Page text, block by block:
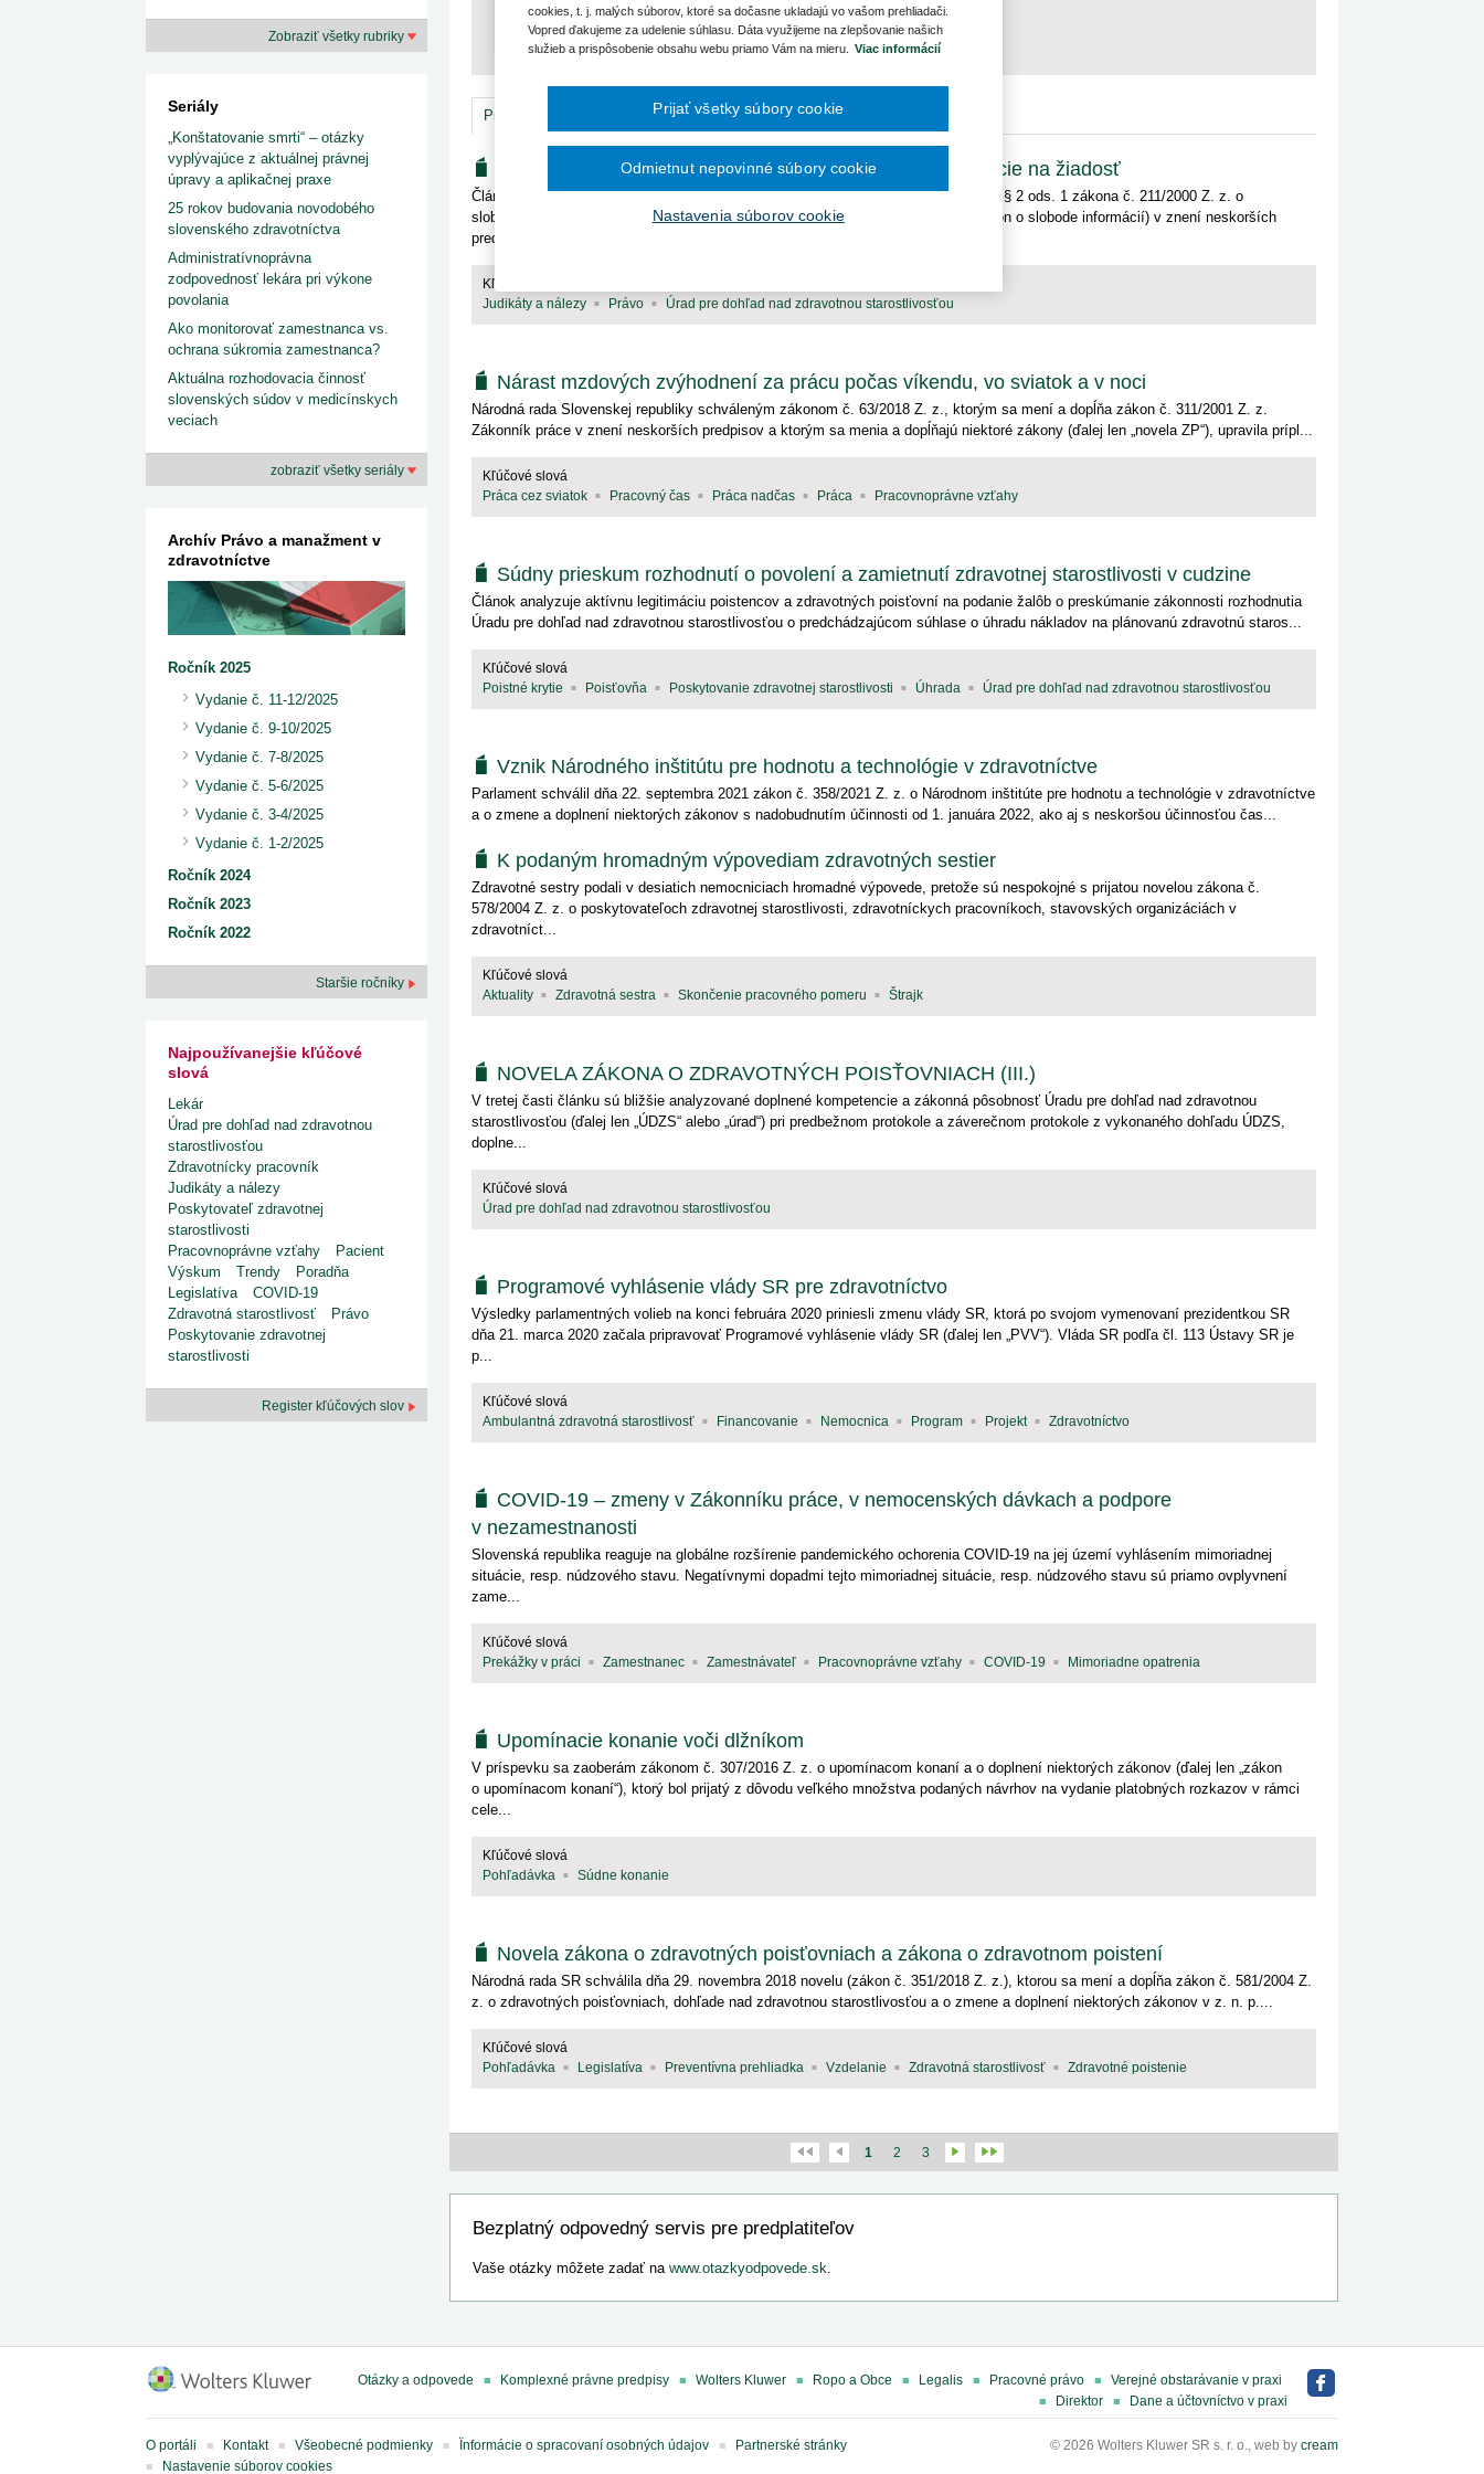
1. 7. 2026
redakcia
Ministerstvo zdravotníctva zverejnilo aktualizovaný
zoznam kategori...
kategorizovaných špeciálnych ...
29. 6. 2026
redakcia
Výzva na podporu dostupnosti zdravotnej
starostlivosti v centrách z...
22. 6. 2026
redakcia
2015
2014
2013
2011
Ročník 2013
Ročník 2012
Ročník 2011
Ročník 2026
Právo a manažment v zdravotníctve (26) Aktuality (0)
Fiktívne rozhodnutie a odmietnutie sprístupnenia informácie na žiadosť
Článok analyzuje postup povinných osôb s pôsobnosťou v zdravotníctve v zmysle § 2 ods. 1 zákona č. 211/2000 Z. z. o
slobodnom prístupe k informáciám a o zmene a doplnení niektorých zákonov (zákon o slobode informácií) v znení neskorších
predpisov ...
Kľúčové slová
Judikáty a nálezy
Právo Úrad pre dohľad nad zdravotnou starostlivosťou
Nárast mzdových zvýhodnení za prácu počas víkendu, vo sviatok a v noci
Národná rada Slovenskej republiky schváleným zákonom č. 63/2018 Z. z., ktorým sa mení a dopĺňa zákon č. 311/2001 Z. z.
Zákonník práce v znení neskorších predpisov a ktorým sa menia a dopĺňajú niektoré zákony (ďalej len „novela ZP“), upravila prípl...
Kľúčové slová
Práca cez sviatok
Pracovný čas Práca nadčas Práca Pracovnoprávne vzťahy
Súdny prieskum rozhodnutí o povolení a zamietnutí zdravotnej starostlivosti v cudzine
Článok analyzuje aktívnu legitimáciu poistencov a zdravotných poisťovní na podanie žalôb o preskúmanie zákonnosti rozhodnutia
Úradu pre dohľad nad zdravotnou starostlivosťou o predchádzajúcom súhlase o úhradu nákladov na plánovanú zdravotnú staros...
Kľúčové slová
Poistné krytie
Poisťovňa Poskytovanie zdravotnej starostlivosti Úhrada Úrad pre dohľad nad zdravotnou starostlivosťou
Vznik Národného inštitútu pre hodnotu a technológie v zdravotníctve
Parlament schválil dňa 22. septembra 2021 zákon č. 358/2021 Z. z. o Národnom inštitúte pre hodnotu a technológie v zdravotníctve
a o zmene a doplnení niektorých zákonov s nadobudnutím účinnosti od 1. januára 2022, ako aj s neskoršou účinnosťou čas...
K podaným hromadným výpovediam zdravotných sestier
Zdravotné sestry podali v desiatich nemocniciach hromadné výpovede, pretože sú nespokojné s prijatou novelou zákona č.
578/2004 Z. z. o poskytovateľoch zdravotnej starostlivosti, zdravotníckych pracovníkoch, stavovských organizáciách v
zdravotníct...
Kľúčové slová
Aktuality
Zdravotná sestra Skončenie pracovného pomeru Štrajk
NOVELA ZÁKONA O ZDRAVOTNÝCH POISŤOVNIACH (III.)
V tretej časti článku sú bližšie analyzované doplnené kompetencie a zákonná pôsobnosť Úradu pre dohľad nad zdravotnou
starostlivosťou (ďalej len „ÚDZS“ alebo „úrad“) pri predbežnom protokole a záverečnom protokole z vykonaného dohľadu ÚDZS,
doplne...
Kľúčové slová
Úrad pre dohľad nad zdravotnou starostlivosťou
Programové vyhlásenie vlády SR pre zdravotníctvo
Výsledky parlamentných volieb na konci februára 2020 priniesli zmenu vlády SR, ktorá po svojom vymenovaní prezidentkou SR
dňa 21. marca 2020 začala pripravovať Programové vyhlásenie vlády SR (ďalej len „PVV“). Vláda SR podľa čl. 113 Ústavy SR je
p...
Kľúčové slová
Ambulantná zdravotná starostlivosť
Financovanie Nemocnica Program Projekt Zdravotníctvo
COVID-19 – zmeny v Zákonníku práce, v nemocenských dávkach a podpore
v nezamestnanosti
Slovenská republika reaguje na globálne rozšírenie pandemického ochorenia COVID-19 na jej území vyhlásením mimoriadnej
situácie, resp. núdzového stavu. Negatívnymi dopadmi tejto mimoriadnej situácie, resp. núdzového stavu sú priamo ovplyvnení
zame...
Kľúčové slová
Prekážky v práci
Zamestnanec Zamestnávateľ Pracovnoprávne vzťahy COVID-19 Mimoriadne opatrenia
Upomínacie konanie voči dlžníkom
V príspevku sa zaoberám zákonom č. 307/2016 Z. z. o upomínacom konaní a o doplnení niektorých zákonov (ďalej len „zákon
o upomínacom konaní“), ktorý bol prijatý z dôvodu veľkého množstva podaných návrhov na vydanie platobných rozkazov v rámci
cele...
Kľúčové slová
Pohľadávka
Súdne konanie
Novela zákona o zdravotných poisťovniach a zákona o zdravotnom poistení
Národná rada SR schválila dňa 29. novembra 2018 novelu (zákon č. 351/2018 Z. z.), ktorou sa mení a dopĺňa zákon č. 581/2004 Z.
z. o zdravotných poisťovniach, dohľade nad zdravotnou starostlivosťou a o zmene a doplnení niektorých zákonov v z. n. p....
Kľúčové slová
Pohľadávka
Legislatíva Preventívna prehliadka Vzdelanie Zdravotná starostlivosť Zdravotné poistenie
1 2 3
Bezplatný odpovedný servis pre predplatiteľov
Vaše otázky môžete zadať na www.otazkyodpovede.sk.
Zobraziť všetky rubriky
Seriály
„Konštatovanie smrti“ – otázky
vyplývajúce z aktuálnej právnej
úpravy a aplikačnej praxe
25 rokov budovania novodobého
slovenského zdravotníctva
Administratívnoprávna
zodpovednosť lekára pri výkone
povolania
Ako monitorovať zamestnanca vs.
ochrana súkromia zamestnanca?
Aktuálna rozhodovacia činnosť
slovenských súdov v medicínskych
veciach
zobraziť všetky seriály
Archív Právo a manažment v
zdravotníctve
Ročník 2025
Vydanie č. 11-12/2025
Vydanie č. 9-10/2025
Vydanie č. 7-8/2025
Vydanie č. 5-6/2025
Vydanie č. 3-4/2025
Vydanie č. 1-2/2025
Ročník 2024
Ročník 2023
Ročník 2022
Staršie ročníky
Najpoužívanejšie kľúčové
slová
Lekár
Úrad pre dohľad nad zdravotnou
starostlivosťou
Zdravotnícky pracovník
Judikáty a nálezy
Poskytovateľ zdravotnej
starostlivosti
Pracovnoprávne vzťahy
Pacient
Výskum
Trendy
Poradňa
Legislatíva
COVID-19
Zdravotná starostlivosť
Právo
Poskytovanie zdravotnej
starostlivosti
Register kľúčových slov
Otázky a odpovede Komplexné právne predpisy Wolters Kluwer Ropo a Obce Legalis Pracovné právo
Verejné obstarávanie v praxi
Direktor
Dane a účtovníctvo v praxi
O portáli Kontakt Všeobecné podmienky Ïnformácie o spracovaní osobných údajov
Partnerské stránky
Nastavenie súborov cookies
© 2026 Wolters Kluwer SR s. r. o., web by cream
cookies, t. j. malých súborov, ktoré sa dočasne ukladajú vo vašom prehliadači.
Vopred ďakujeme za udelenie súhlasu. Dáta využijeme na zlepšovanie našich
služieb a prispôsobenie obsahu webu priamo Vám na mieru.
Viac informácií
Nastavenia súborov cookie
Odmietnut nepovinné súbory cookie
Prijať všetky súbory cookie